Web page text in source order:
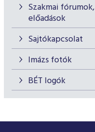
Szakmai fórumok,
előadások
Sajtókapcsolat
Imázs fotók
BÉT logók